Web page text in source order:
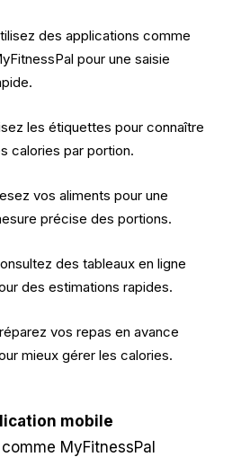
des applications comme
pour une saisie
les étiquettes pour connaître
calories par portion.
vos aliments pour une
précise des portions.
des tableaux en ligne
des estimations rapides.
vos repas en avance
mieux gérer les calories.
mobile
MyFitnessPal